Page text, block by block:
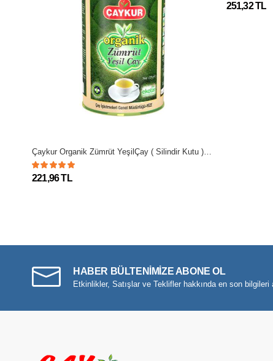
Çaykur Organik Zümrüt YeşilÇay ( Silindir Kutu ) 125 Grm
221,96 TL
251,32 TL
HABER BÜLTENİMİZE ABONE OL
Etkinlikler, Satışlar ve Teklifler hakkında en son bilgileri